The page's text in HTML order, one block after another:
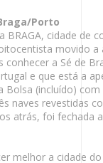
Porto
BRAGA, cidade de
movido
a Sé de
e que está a
(incluído)
naves revestidas
atrás, foi
melhor a cidade